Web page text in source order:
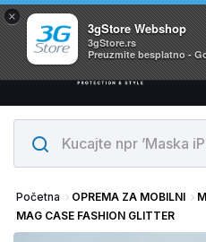
×
3gStore Webshop
3gStore.rs
Preuzmite besplatno -
Svi proizvodi su na
Početna OPREMA ZA MOBILNI
MAG CASE FASHION GLITTER